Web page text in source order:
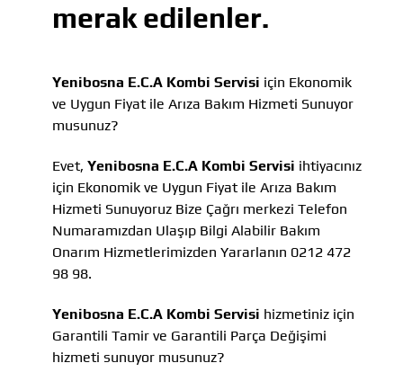
merak edilenler.
Yenibosna E.C.A Kombi Servisi için Ekonomik
ve Uygun Fiyat ile Arıza Bakım Hizmeti Sunuyor
musunuz?
Evet, Yenibosna E.C.A Kombi Servisi ihtiyacınız
için Ekonomik ve Uygun Fiyat ile Arıza Bakım
Hizmeti Sunuyoruz Bize Çağrı merkezi Telefon
Numaramızdan Ulaşıp Bilgi Alabilir Bakım
Onarım Hizmetlerimizden Yararlanın 0212 472
98 98.
Yenibosna E.C.A Kombi Servisi hizmetiniz için
Garantili Tamir ve Garantili Parça Değişimi
hizmeti sunuyor musunuz?